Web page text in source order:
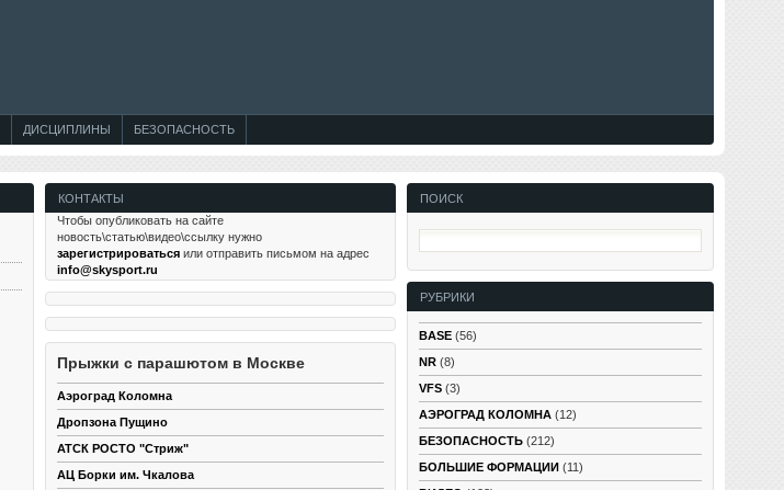
ДИСЦИПЛИНЫ БЕЗОПАСНОСТЬ
ПОИСК
РУБРИКИ
BASE (56)
NR (8)
VFS (3)
АЭРОГРАД КОЛОМНА (12)
БЕЗОПАСНОСТЬ (212)
БОЛЬШИЕ ФОРМАЦИИ (11)
КОНТАКТЫ
Чтобы опубликовать на сайте
новость\статью\видео\ссылку нужно
зарегистрироваться или отправить письмом на адрес
info@skysport.ru
Прыжки с парашютом в Москве
Аэроград Коломна
Дропзона Пущино
АТСК РОСТО "Стриж"
АЦ Борки им. Чкалова